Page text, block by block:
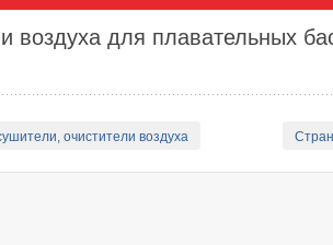
воздуха для плавательных
очистители воздуха